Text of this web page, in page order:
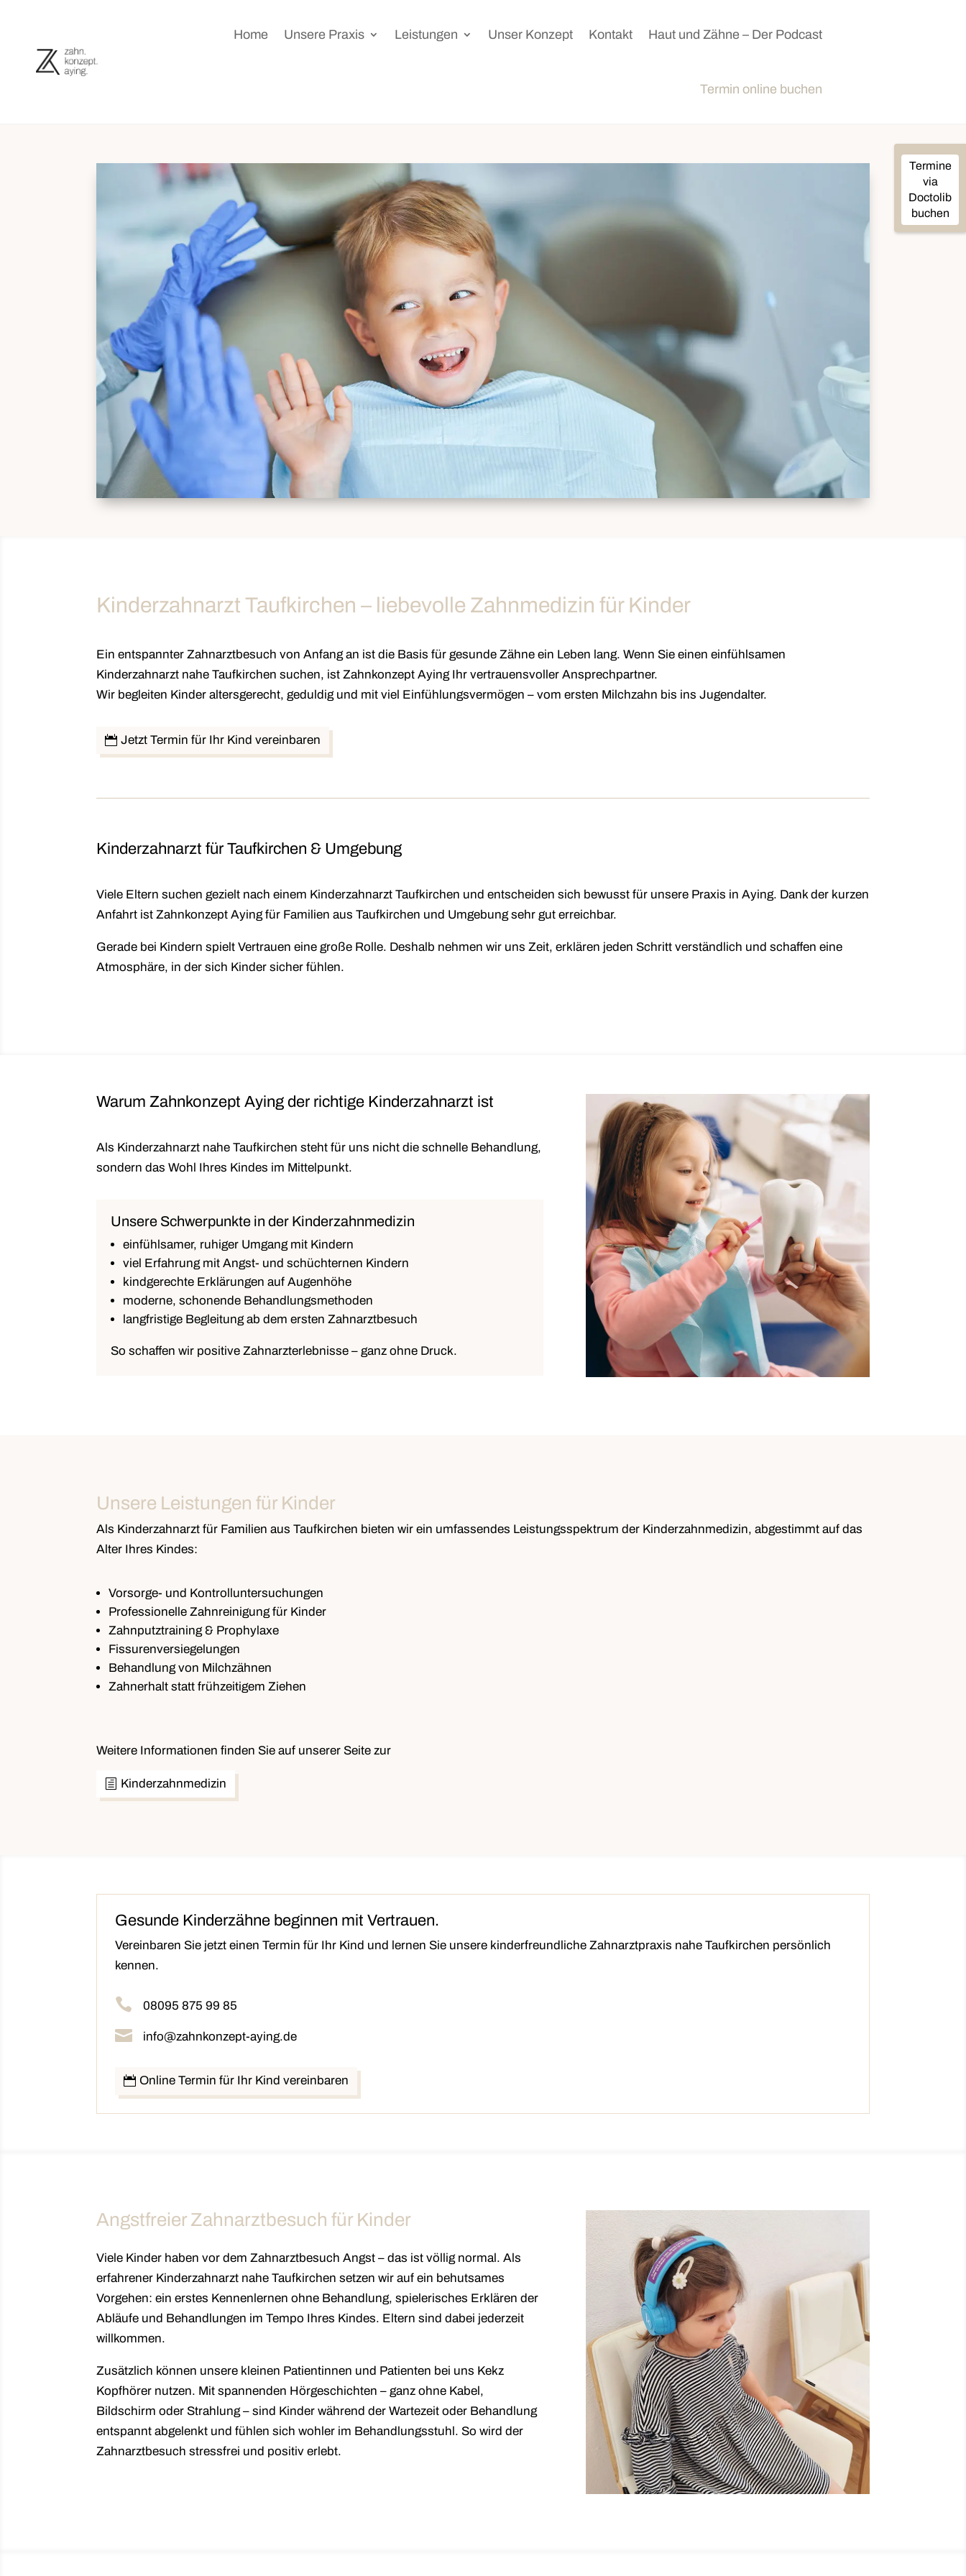
Home Unsere Praxis Leistungen Unser Konzept Kontakt Haut und Zähne – Der Podcast
Termin online buchen
Kinderzahnarzt Taufkirchen – liebevolle Zahnmedizin für Kinder
Ein entspannter Zahnarztbesuch von Anfang an ist die Basis für gesunde Zähne ein Leben lang. Wenn Sie einen einfühlsamen
Kinderzahnarzt nahe Taufkirchen suchen, istZahnkonzept AyingIhr vertrauensvoller Ansprechpartner.
Wir begleiten Kinder altersgerecht, geduldig und mit viel Einfühlungsvermögen – vom ersten Milchzahn bis ins Jugendalter.
Jetzt Termin für Ihr Kind vereinbaren
Kinderzahnarzt für Taufkirchen & Umgebung
Viele Eltern suchen gezielt nach einem Kinderzahnarzt Taufkirchen und entscheiden sich bewusst für unsere Praxis in Aying. Dank der kurzen
Anfahrt ist Zahnkonzept Aying für Familien aus Taufkirchen und Umgebung sehr gut erreichbar.
Gerade bei Kindern spielt Vertrauen eine große Rolle. Deshalb nehmen wir uns Zeit, erklären jeden Schritt verständlich und schaffen eine
Atmosphäre, in der sich Kinder sicher fühlen.
Warum Zahnkonzept Aying der richtige Kinderzahnarzt ist
Als Kinderzahnarzt nahe Taufkirchen steht für uns nicht die schnelle Behandlung,
sondern das Wohl Ihres Kindes im Mittelpunkt.
Unsere Schwerpunkte in der Kinderzahnmedizin
einfühlsamer, ruhiger Umgang mit Kindern
viel Erfahrung mit Angst- und schüchternen Kindern
kindgerechte Erklärungen auf Augenhöhe
moderne, schonende Behandlungsmethoden
langfristige Begleitung ab dem ersten Zahnarztbesuch
So schaffen wir positive Zahnarzterlebnisse – ganz ohne Druck.
Unsere Leistungen für Kinder
Als Kinderzahnarzt für Familien aus Taufkirchen bieten wir ein umfassendes Leistungsspektrum der Kinderzahnmedizin, abgestimmt auf das
Alter Ihres Kindes:
Vorsorge- und Kontrolluntersuchungen
Professionelle Zahnreinigung für Kinder
Zahnputztraining & Prophylaxe
Fissurenversiegelungen
Behandlung von Milchzähnen
Zahnerhalt statt frühzeitigem Ziehen
Weitere Informationen finden Sie auf unserer Seite zur
Kinderzahnmedizin
Gesunde Kinderzähne beginnen mit Vertrauen.
Vereinbaren Sie jetzt einen Termin für Ihr Kind und lernen Sie unsere kinderfreundliche Zahnarztpraxis nahe Taufkirchen persönlich
kennen.
 08095 875 99 85
 info@zahnkonzept-aying.de
Online Termin für Ihr Kind vereinbaren
Angstfreier Zahnarztbesuch für Kinder
Viele Kinder haben vor dem Zahnarztbesuch Angst – das ist völlig normal. Als
erfahrener Kinderzahnarzt nahe Taufkirchen setzen wir auf ein behutsames
Vorgehen: ein erstes Kennenlernen ohne Behandlung, spielerisches Erklären der
Abläufe und Behandlungen im Tempo Ihres Kindes. Eltern sind dabei jederzeit
willkommen.
Zusätzlich können unsere kleinen Patientinnen und Patienten bei uns Kekz
Kopfhörer nutzen. Mit spannenden Hörgeschichten – ganz ohne Kabel,
Bildschirm oder Strahlung – sind Kinder während der Wartezeit oder Behandlung
entspannt abgelenkt und fühlen sich wohler im Behandlungsstuhl. So wird der
Zahnarztbesuch stressfrei und positiv erlebt.
Termine
via
Doctolib
buchen